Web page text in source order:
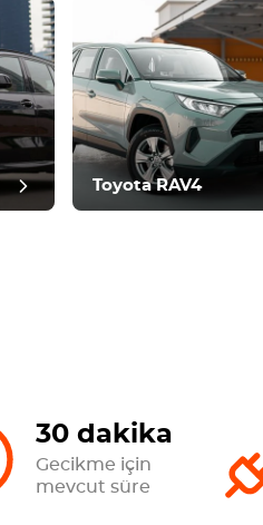
Toyota RAV4
30 dakika
Gecikme için
mevcut süre